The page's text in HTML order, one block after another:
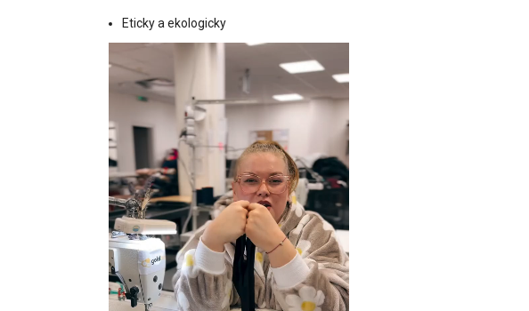
Eticky a ekologicky